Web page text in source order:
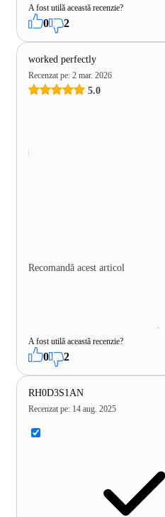
A fost utilă această recenzie?
0 2
worked perfectly
Recenzat pe: 2 mar. 2026
5.0
Recomandă acest articol
A fost utilă această recenzie?
0 2
RH0D3S1AN
Recenzat pe: 14 aug. 2025